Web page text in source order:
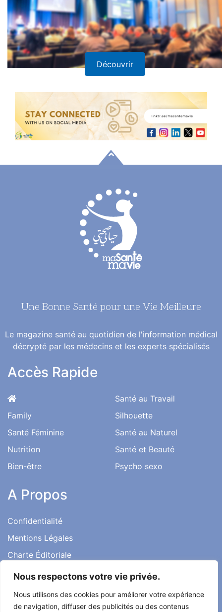
Nous respectons votre vie privée.
Nous utilisons des cookies pour améliorer votre expérience
de navigation, diffuser des publicités ou des contenus
Découvrir
Une Bonne Santé pour une Vie Meilleure
Le magazine santé au quotidien de l'information médical
décrypté par les médecins et les experts spécialisés
Accès Rapide
Family
Santé Féminine
Nutrition
Bien-être
Santé au Travail
Silhouette
Santé au Naturel
Santé et Beauté
Psycho sexo
A Propos
Confidentialité
Mentions Légales
Charte Éditoriale
Conditions d’utilisation
Témoignages